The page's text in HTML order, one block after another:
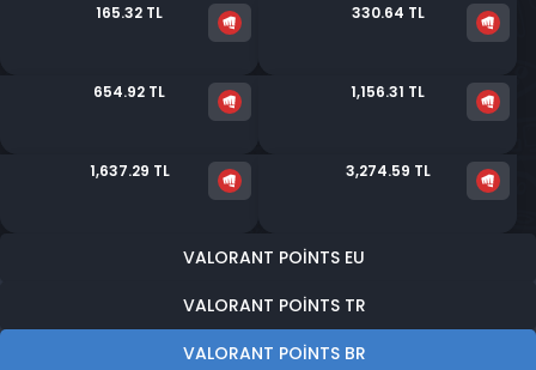
165.32 TL 330.64 TL
654.92 TL 1,156.31 TL
1,637.29 TL 3,274.59 TL
VALORANT POINTS EU
VALORANT POINTS TR
VALORANT POINTS BR